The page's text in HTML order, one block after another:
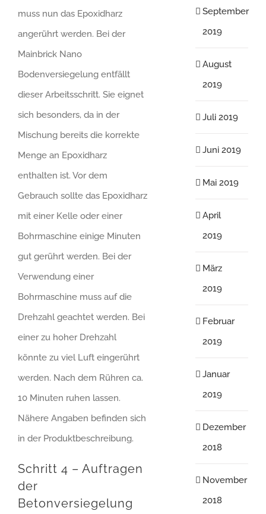
muss nun das Epoxidharz
angerührt werden. Bei der
Mainbrick Nano
Bodenversiegelung entfällt
dieser Arbeitsschritt. Sie eignet
sich besonders, da in der
Mischung bereits die korrekte
Menge an Epoxidharz
enthalten ist. Vor dem
Gebrauch sollte das Epoxidharz
mit einer Kelle oder einer
Bohrmaschine einige Minuten
gut gerührt werden. Bei der
Verwendung einer
Bohrmaschine muss auf die
Drehzahl geachtet werden. Bei
einer zu hoher Drehzahl
könnte zu viel Luft eingerührt
werden. Nach dem Rühren ca.
10 Minuten ruhen lassen.
Nähere Angaben befinden sich
in der Produktbeschreibung.
Schritt 4 – Auftragen
der
Betonversiegelung
September
2019
August
2019
Juli 2019
Juni 2019
Mai 2019
April
2019
März
2019
Februar
2019
Januar
2019
Dezember
2018
November
2018